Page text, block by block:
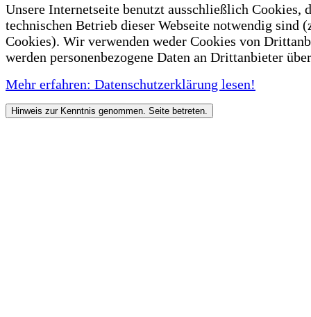
Unsere Internetseite benutzt ausschließlich Cookies,
technischen Betrieb dieser Webseite notwendig sind
Cookies). Wir verwenden weder Cookies von
werden personenbezogene Daten an Drittanbieter
Mehr erfahren: Datenschutzerklärung lesen!
Hinweis zur Kenntnis genommen. Seite betreten.